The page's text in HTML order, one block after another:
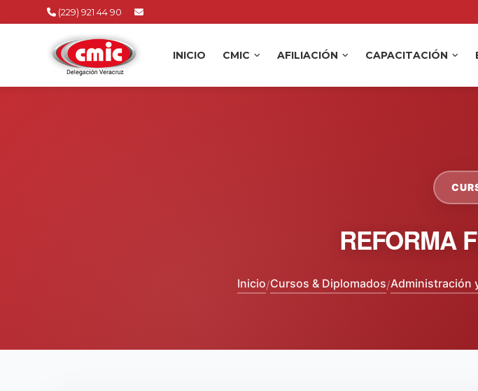
(229) 921 44 90
INICIO CMIC AFILIACIÓN CAPACITACIÓN
REFORMA
Inicio/Cursos & Diplomados/Administración